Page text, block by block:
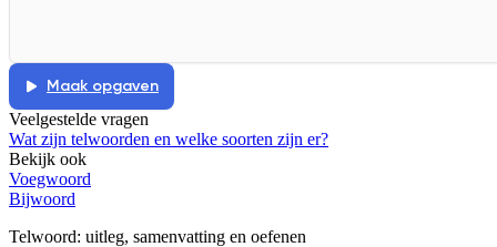
Maak opgaven
Veelgestelde vragen
Wat zijn telwoorden en welke soorten zijn er?
Bekijk ook
Voegwoord
Bijwoord
Telwoord: uitleg, samenvatting en oefenen